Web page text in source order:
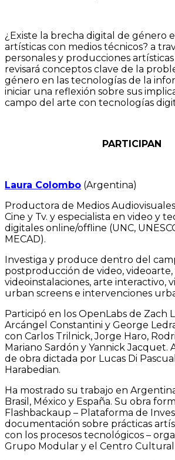
¿Existe la brecha digital de género
artísticas con medios técnicos? a
personales y producciones
revisará conceptos clave de la
género en las tecnologías de la
iniciar una reflexión sobre sus
campo del arte con tecnologías
PARTICIPAN
Laura Colombo (Argentina)
Productora de Medios
Cine y Tv. y especialista en video y
digitales online/offline (UNC,
MECAD).
Investiga y produce dentro del
postproducción de video, videoarte,
videoinstalaciones, arte interactivo,
urban screens e intervenciones
Participó en los OpenLabs de Zach
Arcángel Constantini y George
con Carlos Trilnick, Jorge Haro,
Mariano Sardón y Yannick Jacquet.
de obra dictada por Lucas Di
Harabedian.
Ha mostrado su trabajo en
Brasil, México y España. Su obra
Flashbackaup – Plataforma de
documentación sobre prácticas
con los procesos tecnológicos –
Grupo Modular y el Centro Cultural